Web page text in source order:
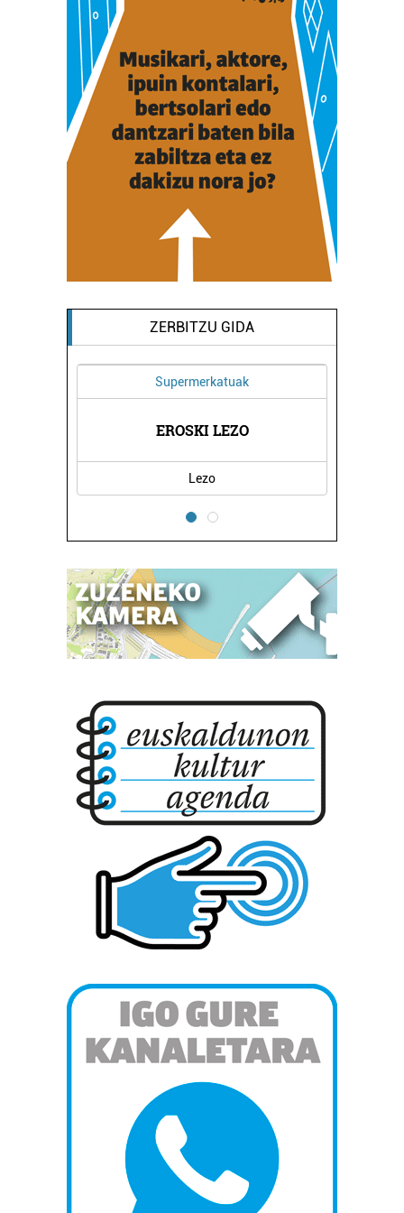
ZERBITZU GIDA
Supermerkatuak
EROSKI LEZO
Lezo